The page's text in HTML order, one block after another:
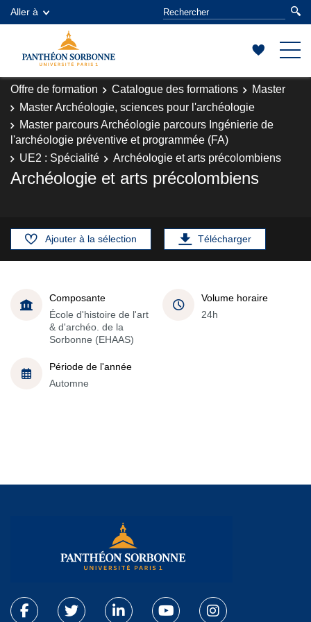
Aller à
Offre de formation Catalogue des formations
Master
Master Archéologie, sciences pour l'archéologie
Master parcours Archéologie parcours Ingénierie de
l'archéologie préventive et programmée (FA)
UE2 : Spécialité
Archéologie et arts précolombiens
Archéologie et arts précolombiens
Ajouter à la sélection Télécharger
Composante
École d'histoire de l'art
& d'archéo. de la
Sorbonne (EHAAS)
Volume horaire
24h
Période de l'année
Automne